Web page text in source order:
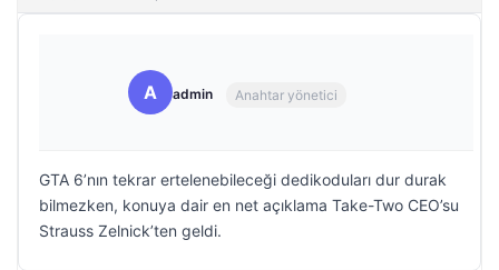
A admin Anahtar yönetici
GTA 6’nın tekrar ertelenebileceği dedikoduları dur durak
bilmezken, konuya dair en net açıklama Take-Two CEO’su
Strauss Zelnick’ten geldi.